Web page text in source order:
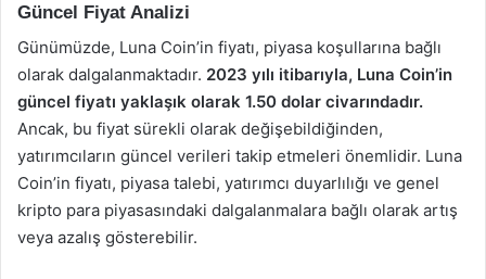
Güncel Fiyat Analizi
Günümüzde, Luna Coin’in fiyatı, piyasa koşullarına bağlı
olarak dalgalanmaktadır. 2023 yılı itibarıyla, Luna Coin’in
güncel fiyatı yaklaşık olarak 1.50 dolar civarındadır.
Ancak, bu fiyat sürekli olarak değişebildiğinden,
yatırımcıların güncel verileri takip etmeleri önemlidir. Luna
Coin’in fiyatı, piyasa talebi, yatırımcı duyarlılığı ve genel
kripto para piyasasındaki dalgalanmalara bağlı olarak artış
veya azalış gösterebilir.